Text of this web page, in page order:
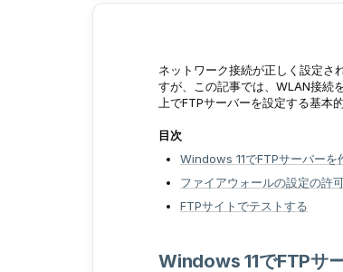
ネットワーク接続が正しく設定さ
すが、この記事では、WLAN接続
上でFTPサーバーを設定する基本
目次
Windows 11でFTPサーバーを
ファイアウォールの設定の許
FTPサイトでテストする
Windows 11でFTPサ